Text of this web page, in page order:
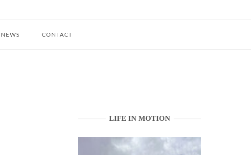
NEWS CONTACT
LIFE IN MOTION